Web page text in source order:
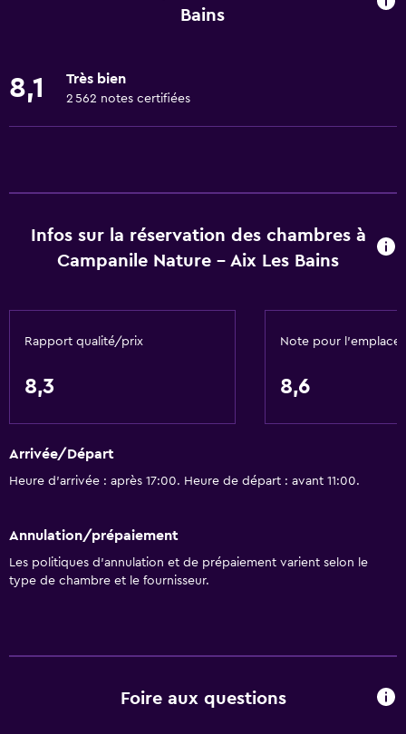
Animaux autorisés sur demande. Des frais peuvent
Douche accessible
Lavabo bas
Toilettes avec barres d’appui
Activités
Randonnée
Casino
Pêche
Jeux de société/puzzles
Golf
Vélo
Équitation
Prestations de base
Accès WiFi dans toutes les zones
Bains
8,1 Très bien
2 562 notes certifiées
Infos sur la réservation des chambres à
Campanile Nature - Aix Les Bains
Rapport qualité/prix
8,3
Note pour
8,6
Arrivée/Départ
Heure d’arrivée : après 17:00. Heure de départ : avant 11:00.
Annulation/prépaiement
Les politiques d’annulation et de prépaiement varient selon le
type de chambre et le fournisseur.
Foire aux questions